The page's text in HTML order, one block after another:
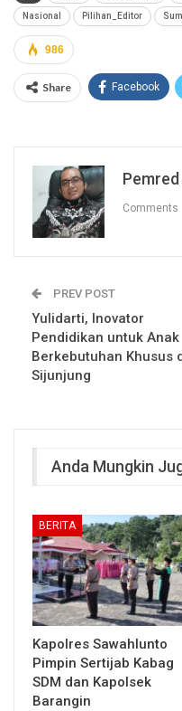
Nasional Pilihan_Editor
986
Share Facebook
Comments
PREV POST
Yulidarti, Inovator
Pendidikan untuk Anak
Berkebutuhan Khusus
Sijunjung
Anda Mungkin
BERITA
Kapolres Sawahlunto
Pimpin Sertijab Kabag
SDM dan Kapolsek
Barangin